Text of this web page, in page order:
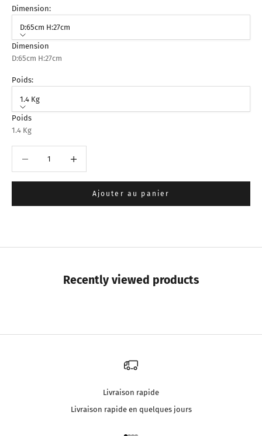
Dimension:
D:65cm H:27cm
Dimension
D:65cm H:27cm
Poids:
1.4 Kg
Poids
1.4 Kg
Ajouter au panier
Recently viewed products
Livraison rapide
Livraison rapide en quelques jours